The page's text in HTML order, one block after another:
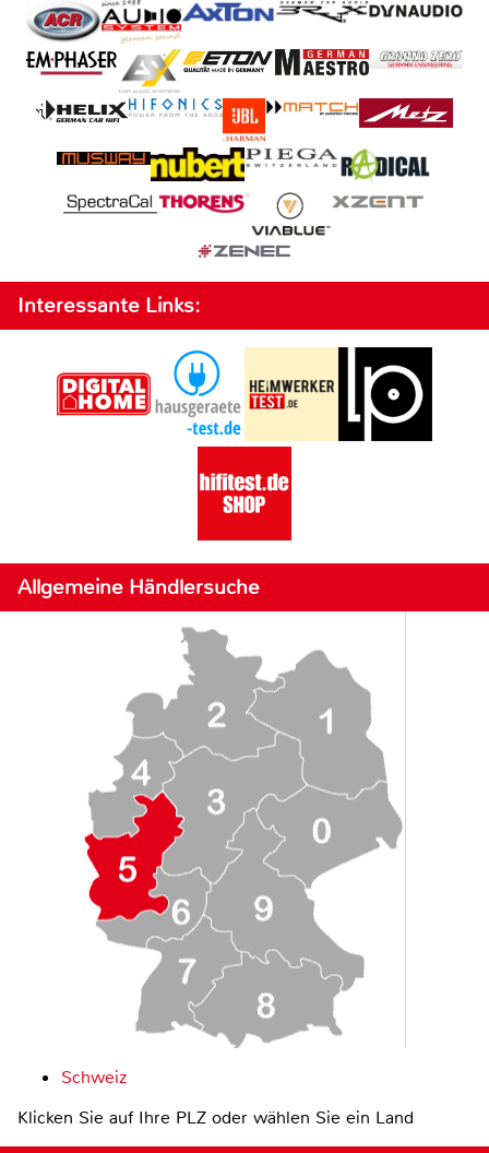
Interessante Links:
Allgemeine Händlersuche
Schweiz
Klicken Sie auf Ihre PLZ oder wählen Sie ein Land